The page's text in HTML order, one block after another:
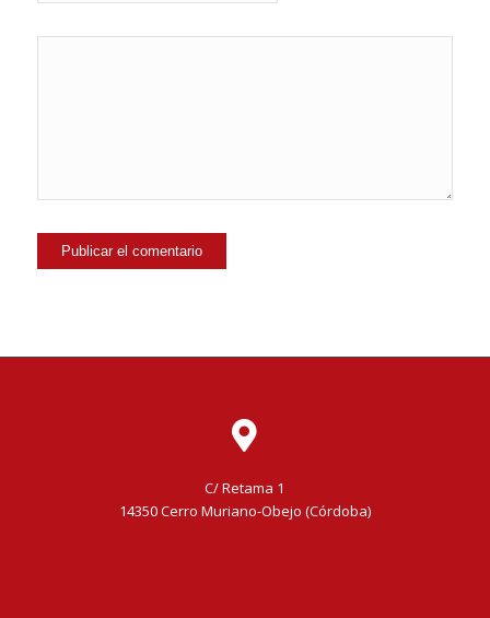
C/ Retama 1
14350 Cerro Muriano-Obejo (Córdoba)